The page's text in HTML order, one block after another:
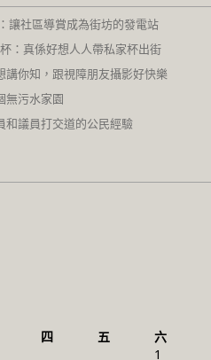
讓社區導賞成為街坊的發電站
：真係好想人人帶私家杯出街
講你知，跟視障朋友攝影好快樂
無污水家園
和議員打交道的公民經驗
四 五
六
1